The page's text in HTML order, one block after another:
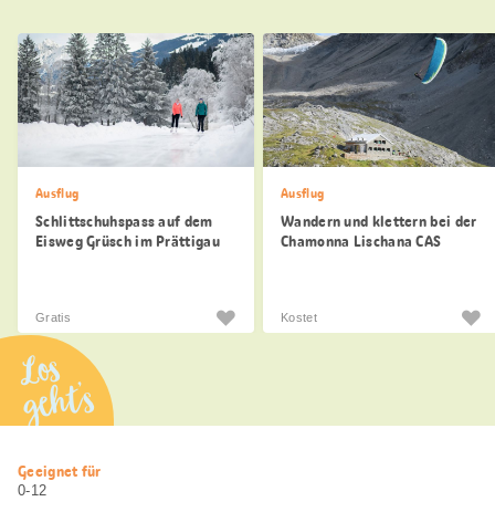
Ausflug
Schlittschuhspass auf dem
Eisweg Grüsch im Prättigau
Gratis
Ausflug
Wandern und klettern bei der
Chamonna Lischana CAS
Kostet
Los
geht’s
Nützliche
Informationen
Geeignet für
0-12